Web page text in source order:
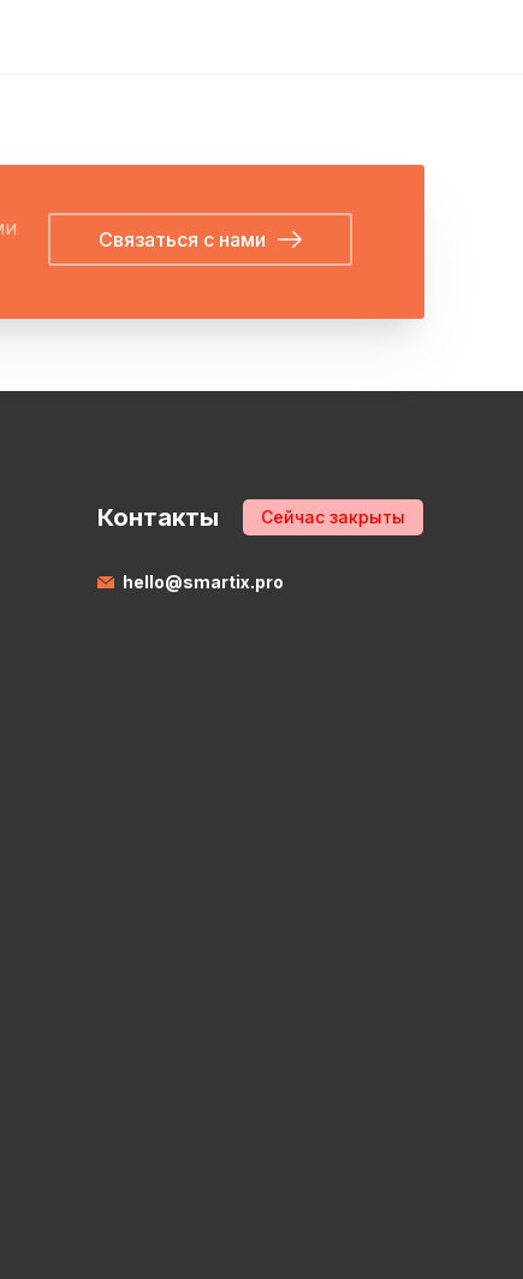
Связаться с нами
Контакты Сейчас закрыты
hello@smartix.pro